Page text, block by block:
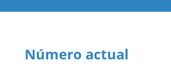
Número actual